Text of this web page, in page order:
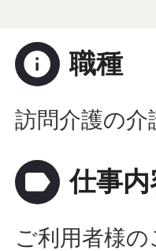
info 職種
訪問介護の介
label 仕事内
ご利用者様